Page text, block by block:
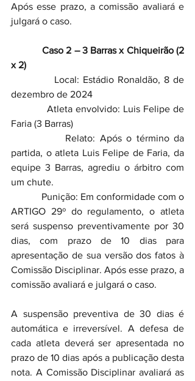
Após esse prazo, a comissão avaliará e
julgará o caso.
Caso 2 – 3 Barras x Chiqueirão (2
x 2)
Local: Estádio Ronaldão, 8 de
dezembro de 2024
Atleta envolvido: Luis Felipe de
Faria (3 Barras)
Relato: Após o término da
partida, o atleta Luis Felipe de Faria, da
equipe 3 Barras, agrediu o árbitro com
um chute.
Punição: Em conformidade com o
ARTIGO 29º do regulamento, o atleta
será suspenso preventivamente por 30
dias, com prazo de 10 dias para
apresentação de sua versão dos fatos à
Comissão Disciplinar. Após esse prazo, a
comissão avaliará e julgará o caso.
A suspensão preventiva de 30 dias é
automática e irreversível. A defesa de
cada atleta deverá ser apresentada no
prazo de 10 dias após a publicação desta
nota. A Comissão Disciplinar avaliará as